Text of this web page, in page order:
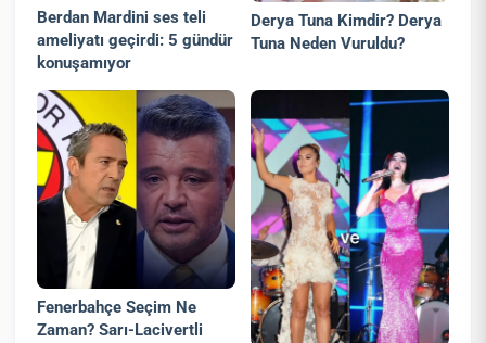
Berdan Mardini ses teli
ameliyatı geçirdi: 5 gündür
konuşamıyor
Derya Tuna Kimdir? Derya
Tuna Neden Vuruldu?
Fenerbahçe Seçim Ne
Zaman? Sarı-Lacivertli